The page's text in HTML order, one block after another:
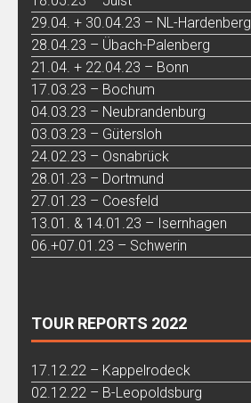
29.04. + 30.04.23 – NL-Hardenberg
28.04.23 – Übach-Palenberg
21.04. + 22.04.23 – Bonn
17.03.23 – Bochum
04.03.23 – Neubrandenburg
03.03.23 – Gütersloh
24.02.23 – Osnabrück
28.01.23 – Dortmund
27.01.23 – Coesfeld
13.01. & 14.01.23 – Isernhagen
06.+07.01.23 – Schwerin
TOUR REPORTS 2022
17.12.22 – Kappelrodeck
02.12.22 – B-Leopoldsburg